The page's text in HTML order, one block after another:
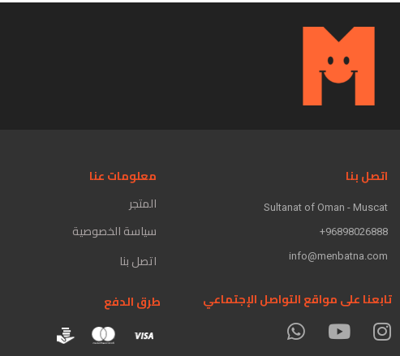
اتصل بنا
Sultanat of Oman - Muscat
96898026888+
info@menbatna.com
معلومات عنا
المتجر
سياسة الخصوصية
اتصل بنا
تابعنا على مواقع التواصل الإجتماعي
طرق الدفع